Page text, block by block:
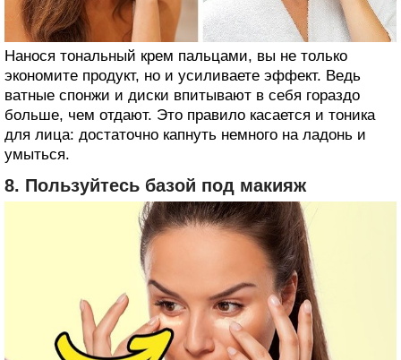
Нанося тональный крем пальцами, вы не только
экономите продукт, но и усиливаете эффект. Ведь
ватные спонжи и диски впитывают в себя гораздо
больше, чем отдают. Это правило касается и тоника
для лица: достаточно капнуть немного на ладонь и
умыться.
8. Пользуйтесь базой под макияж